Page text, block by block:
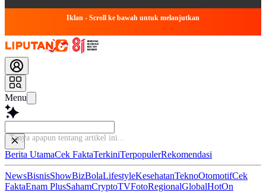
Iklan - Scroll ke bawah untuk melanjutkan
Menu
B
Berita UtamaCek FaktaTerkiniTerpopulerRekomendasi
NewsBisnisShowBizBolaLifestyleKesehatanTeknoOtomotifCek
FaktaEnam PlusSahamCryptoTVFotoRegionalGlobalHotOn